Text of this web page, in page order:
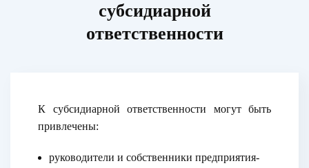
субсидиарной
ответственности
К субсидиарной ответственности могут быть
привлечены:
руководители и собственники предприятия-